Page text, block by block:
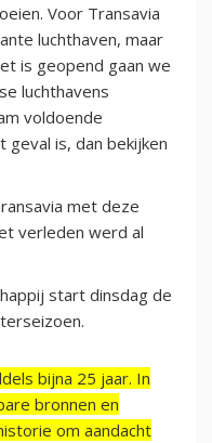
Voor Transavia
luchthaven, maar
is geopend gaan we
luchthavens
voldoende
geval is, dan bekijken
met deze
verleden werd al
start dinsdag de
bijna 25 jaar. In
bronnen en
om aandacht